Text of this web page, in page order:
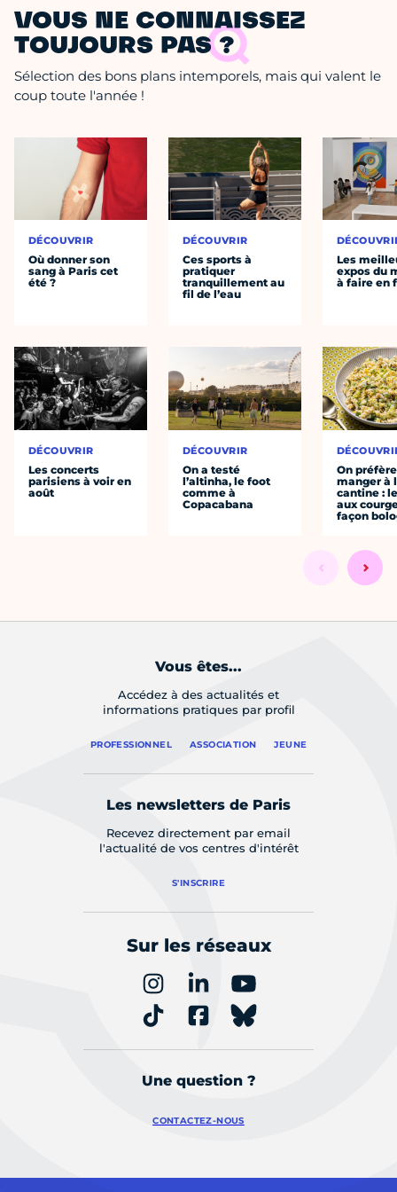
VOUS NE CONNAISSEZ
TOUJOURS PAS ?
Sélection des bons plans intemporels, mais qui valent le
coup toute l'année !
DÉCOUVRIR
Où donner son
sang à Paris cet
été ?
DÉCOUVRIR
Les concerts
parisiens à voir en
août
DÉCOUVRIR
Ces sports à
pratiquer
tranquillement au
fil de l’eau
DÉCOUVRIR
On a testé
l’altinha, le foot
comme à
Copacabana
Les
expos du
à faire en
On préfère
manger à
cantine :
aux
façon
Vous êtes...
Accédez à des actualités et
informations pratiques par profil
PROFESSIONNEL ASSOCIATION JEUNE
Les newsletters de Paris
Recevez directement par email
l'actualité de vos centres d'intérêt
S'INSCRIRE
Sur les réseaux
Une question ?
CONTACTEZ-NOUS